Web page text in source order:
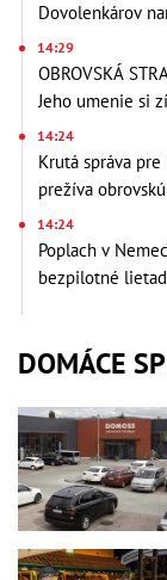
Dovolenkárov
14:29
OBROVSKÁ
Jeho umenie si
14:24
Krutá správa
prežíva
14:24
Poplach v
bezpilotné
DOMÁCE